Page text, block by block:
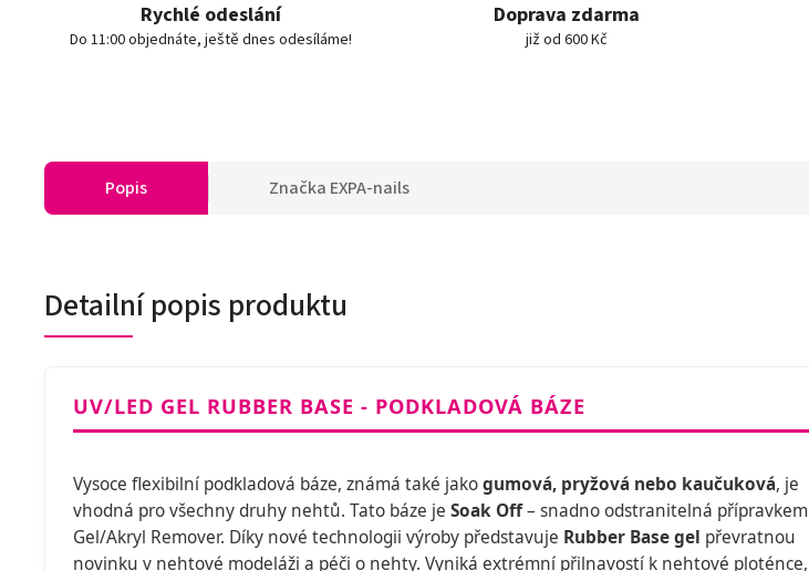
Rychlé odeslání
Do 11:00 objednáte, ještě dnes odesíláme!
Doprava zdarma
již od 600 Kč
Popis Značka EXPA-nails
Detailní popis produktu
UV/LED GEL RUBBER BASE - PODKLADOVÁ BÁZE
Vysoce flexibilní podkladová báze, známá také jakogumová, pryžová nebo kaučuková, je
vhodná pro všechny druhy nehtů. Tato báze je Soak Off– snadno odstranitelná přípravkem
Gel/Akryl Remover. Díky nové technologii výroby představuje Rubber Base gel převratnou
novinku v nehtové modeláži a péči o nehty. Vyniká extrémní přilnavostí k nehtové ploténce,